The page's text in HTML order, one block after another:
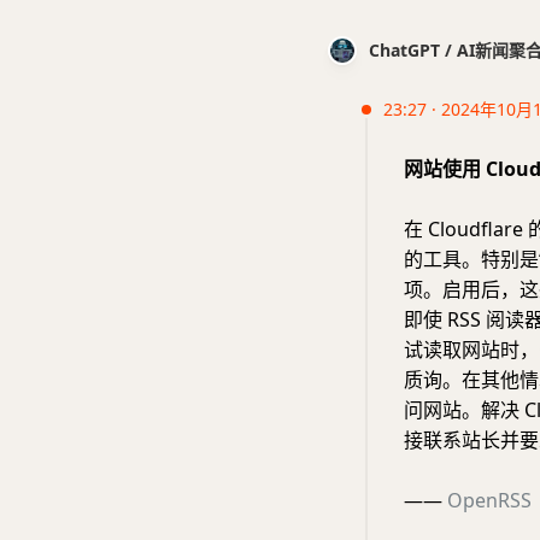
ChatGPT / AI新闻聚
23:27 · 2024年10月
网站使用
在 Cloudflare
的工具。特别
项。启用后，
即使 RSS 阅读
试读取网站时
质询。在其他
问网站。解决
接联系站长并
—— OpenRSS